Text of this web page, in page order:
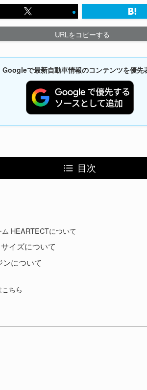
URLをコピーする
Googleで最新自動車情報のコンテンツを優先
目次
HEARTECTについて
イズについて
について
ちら